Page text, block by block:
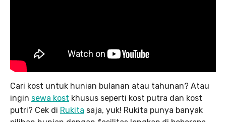
Cari kost untuk hunian bulanan atau tahunan? Atau
ingin sewa kost khusus seperti kost putra dan kost
putri? Cek di Rukita saja, yuk! Rukita punya banyak